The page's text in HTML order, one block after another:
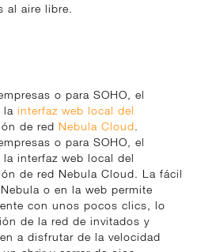
al aire libre.
o para SOHO, el
la interfaz web local del
de red Nebula Cloud.
o para SOHO, el
interfaz web local del
de red Nebula Cloud. La fácil
o en la web permite
con unos pocos clics, lo
de la red de invitados y
a disfrutar de la velocidad